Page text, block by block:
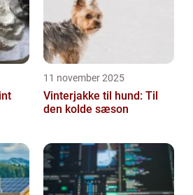
11 november 2025
Vinterjakke til hund: Til
den kolde sæson